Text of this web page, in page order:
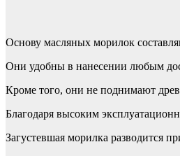
Основу масляных морилок
Они удобны в нанесении любым
Кроме того, они не поднимают
Благодаря высоким
Загустевшая морилка разводится